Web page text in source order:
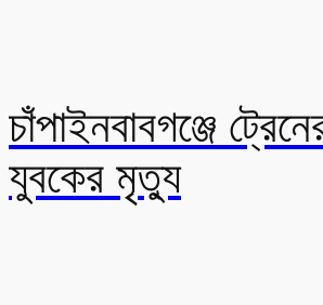
চাঁপাইনবাবগঞ্জে
যুবকের মৃত্যু